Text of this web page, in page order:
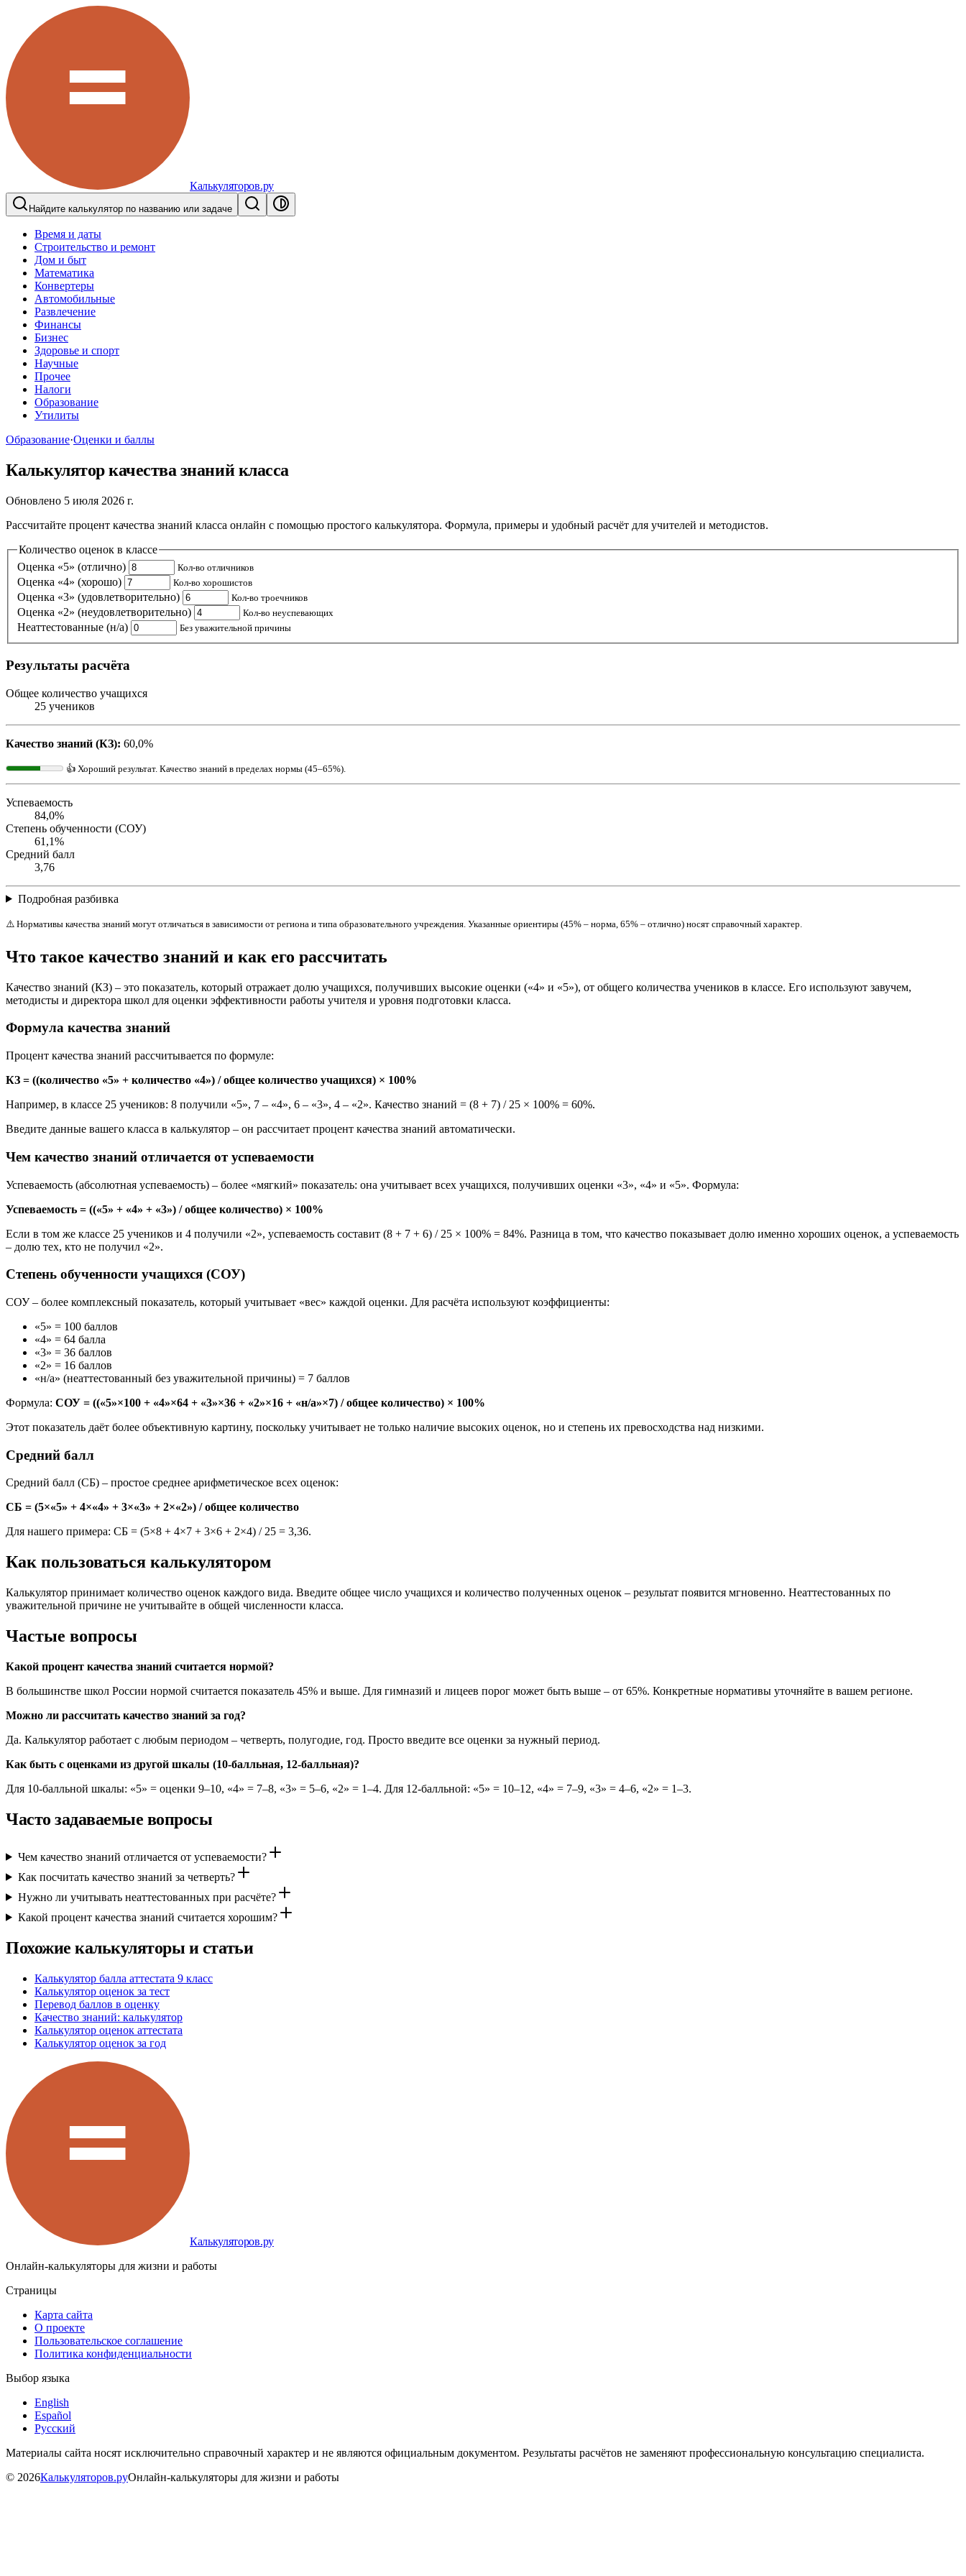
Калькуляторов.ру
Найдите калькулятор по названию или задаче
Время и даты
Строительство и ремонт
Дом и быт
Математика
Конвертеры
Автомобильные
Развлечение
Финансы
Бизнес
Здоровье и спорт
Научные
Прочее
Налоги
Образование
Утилиты
Образование·Оценки и баллы
Калькулятор качества знаний класса
Обновлено 5 июля 2026 г.
Рассчитайте процент качества знаний класса онлайн с помощью простого калькулятора. Формула, примеры и удобный расчёт для учителей и методистов.
Количество оценок в классе
Оценка «5» (отлично)
Кол-во отличников
Оценка «4» (хорошо) Кол-во хорошистов
Оценка «3» (удовлетворительно) Кол-во троечников
Оценка «2» (неудовлетворительно) Кол-во неуспевающих
Неаттестованные (н/а) Без уважительной причины
Результаты расчёта
Общее количество учащихся
25 учеников
Качество знаний (КЗ): 60,0%
👍 Хороший результат. Качество знаний в пределах нормы (45–65%).
Успеваемость
84,0%
Степень обученности (СОУ)
61,1%
Средний балл
3,76
Подробная разбивка
⚠️ Нормативы качества знаний могут отличаться в зависимости от региона и типа образовательного учреждения. Указанные ориентиры (45% – норма, 65% – отлично) носят справочный характер.
Что такое качество знаний и как его рассчитать
Качество знаний (КЗ) – это показатель, который отражает долю учащихся, получивших высокие оценки («4» и «5»), от общего количества учеников в классе. Его используют завучем,
методисты и директора школ для оценки эффективности работы учителя и уровня подготовки класса.
Формула качества знаний
Процент качества знаний рассчитывается по формуле:
КЗ = ((количество «5» + количество «4») / общее количество учащихся) × 100%
Например, в классе 25 учеников: 8 получили «5», 7 – «4», 6 – «3», 4 – «2». Качество знаний = (8 + 7) / 25 × 100% = 60%.
Введите данные вашего класса в калькулятор – он рассчитает процент качества знаний автоматически.
Чем качество знаний отличается от успеваемости
Успеваемость (абсолютная успеваемость) – более «мягкий» показатель: она учитывает всех учащихся, получивших оценки «3», «4» и «5». Формула:
Успеваемость = ((«5» + «4» + «3») / общее количество) × 100%
Если в том же классе 25 учеников и 4 получили «2», успеваемость составит (8 + 7 + 6) / 25 × 100% = 84%. Разница в том, что качество показывает долю именно хороших оценок, а успеваемость
– долю тех, кто не получил «2».
Степень обученности учащихся (СОУ)
СОУ – более комплексный показатель, который учитывает «вес» каждой оценки. Для расчёта используют коэффициенты:
«5» = 100 баллов
«4» = 64 балла
«3» = 36 баллов
«2» = 16 баллов
«н/а» (неаттестованный без уважительной причины) = 7 баллов
Формула: СОУ = ((«5»×100 + «4»×64 + «3»×36 + «2»×16 + «н/а»×7) / общее количество) × 100%
Этот показатель даёт более объективную картину, поскольку учитывает не только наличие высоких оценок, но и степень их превосходства над низкими.
Средний балл
Средний балл (СБ) – простое среднее арифметическое всех оценок:
СБ = (5×«5» + 4×«4» + 3×«3» + 2×«2») / общее количество
Для нашего примера: СБ = (5×8 + 4×7 + 3×6 + 2×4) / 25 = 3,36.
Как пользоваться калькулятором
Калькулятор принимает количество оценок каждого вида. Введите общее число учащихся и количество полученных оценок – результат появится мгновенно. Неаттестованных по
уважительной причине не учитывайте в общей численности класса.
Частые вопросы
Какой процент качества знаний считается нормой?
В большинстве школ России нормой считается показатель 45% и выше. Для гимназий и лицеев порог может быть выше – от 65%. Конкретные нормативы уточняйте в вашем регионе.
Можно ли рассчитать качество знаний за год?
Да. Калькулятор работает с любым периодом – четверть, полугодие, год. Просто введите все оценки за нужный период.
Как быть с оценками из другой шкалы (10-балльная, 12-балльная)?
Для 10-балльной шкалы: «5» = оценки 9–10, «4» = 7–8, «3» = 5–6, «2» = 1–4. Для 12-балльной: «5» = 10–12, «4» = 7–9, «3» = 4–6, «2» = 1–3.
Часто задаваемые вопросы
Чем качество знаний отличается от успеваемости?
Как посчитать качество знаний за четверть?
Нужно ли учитывать неаттестованных при расчёте?
Какой процент качества знаний считается хорошим?
Похожие калькуляторы и статьи
Калькулятор балла аттестата 9 класс
Калькулятор оценок за тест
Перевод баллов в оценку
Качество знаний: калькулятор
Калькулятор оценок аттестата
Калькулятор оценок за год
Калькуляторов.ру
Онлайн-калькуляторы для жизни и работы
Страницы
Карта сайта
О проекте
Пользовательское соглашение
Политика конфиденциальности
Выбор языка
English
Español
Русский
Материалы сайта носят исключительно справочный характер и не являются официальным документом. Результаты расчётов не заменяют профессиональную консультацию специалиста.
© 2026Калькуляторов.руОнлайн-калькуляторы для жизни и работы